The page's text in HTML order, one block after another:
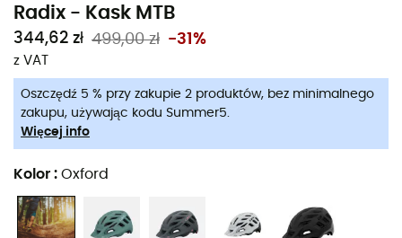
Radix - Kask MTB
344,62 zł 499,00 zł -31%
z VAT
Oszczędź 5 % przy zakupie 2 produktów, bez minimalnego
zakupu, używając kodu Summer5.
Więcej info
Kolor : Oxford
Od wschodu do zachodu słońca,Radix
zaprojektowany